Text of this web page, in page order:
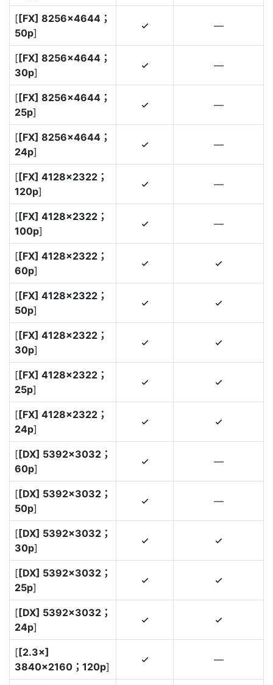
[ [FX] 8256×4644；
50p]
4 —
[ [FX] 8256×4644；
30p]
4 —
[ [FX] 8256×4644；
25p]
4 —
[ [FX] 8256×4644；
24p]
4 —
[ [FX] 4128×2322；
120p]
4 —
[ [FX] 4128×2322；
100p]
4 —
[ [FX] 4128×2322；
60p]
4 4
[ [FX] 4128×2322；
50p]
4 4
[ [FX] 4128×2322；
30p]
4 4
[ [FX] 4128×2322；
25p]
4 4
[ [FX] 4128×2322；
24p]
4 4
[ [DX] 5392×3032；
60p]
4 —
[ [DX] 5392×3032；
50p]
4 —
[ [DX] 5392×3032；
30p]
4 4
[ [DX] 5392×3032；
25p]
4 4
[ [DX] 5392×3032；
24p]
4 4
[ [2.3×]
3840×2160；120p]
4 —